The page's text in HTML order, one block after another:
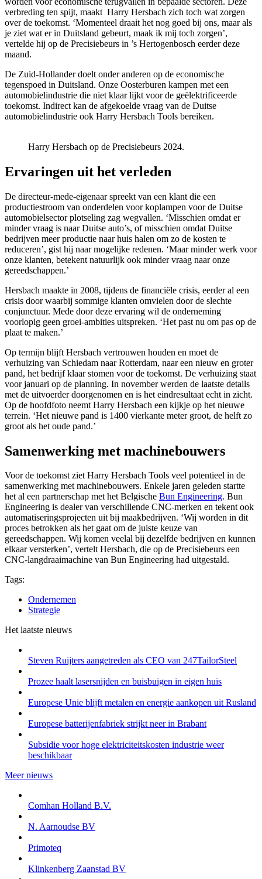
verbreding ten spijt, maakt Harry Hersbach zich toch wat zorgen
over de toekomst. ‘Momenteel draait het nog goed bij ons, maar als
je ziet wat er in Duitsland gebeurt, maak ik mij toch zorgen’,
vertelde hij op de Precisiebeurs in ’s Hertogenbosch eerder deze
maand.
De Zuid-Hollander doelt onder anderen op de economische
tegenspoed in Duitsland. Onze Oosterburen kampen met een
automobielindustrie die niet klaar lijkt voor de geëlektrificeerde
toekomst. Indirect kan de afgekoelde vraag van de Duitse
automobielindustrie ook Harry Hersbach Tools bereiken.
Harry Hersbach op de Precisiebeurs 2024.
Ervaringen uit het verleden
De directeur-mede-eigenaar spreekt van een klant die een
productiestroom van onderdelen voor koplampen voor de Duitse
automobielsector plotseling zag wegvallen. ‘Misschien omdat er
minder vraag is naar Duitse auto’s, of misschien omdat Duitse
bedrijven meer productie naar huis halen om zo de kosten te
reduceren’, gist hij naar mogelijke redenen. ‘Maar minder werk voor
onze klanten, betekent natuurlijk ook minder vraag naar onze
gereedschappen.’
Hersbach maakte in 2008, tijdens de financiële crisis, eerder al een
crisis door waarbij sommige klanten omvielen door de slechte
conjunctuur. Mede door deze ervaring wil de onderneming
voorlopig geen groei-ambities uitspreken. ‘Het past nu om pas op de
plaat te maken.’
Op termijn blijft Hersbach vertrouwen houden en moet de
verhuizing van Schiedam naar Rotterdam, naar een nieuw en groter
pand, het bedrijf klaar stomen voor de toekomst. De verhuizing staat
voor januari op de planning. In november werden de laatste details
met de uitvoerder doorgenomen en is het eindresultaat echt in zicht.
Op de hoofdfoto neemt Harry Hersbach een kijkje op het nieuwe
terrein. ‘Het nieuwe pand is 1400 vierkante meter groot, de helft zo
groot als het oude pand.’
Samenwerking met machinebouwers
Voor de toekomst ziet Harry Hersbach Tools veel potentieel in de
samenwerking met machinebouwers. Enkele jaren geleden startte
het al een partnerschap met het Belgische Bun Engineering. Bun
Engineering is dealer van verschillende CNC-merken en tekent ook
automatiseringsprojecten uit bij maakbedrijven. ‘Wij worden in dit
proces betrokken als het gaat om de juiste keuze van
gereedschappen. Wij komen veelal bij dezelfde bedrijven en kunnen
elkaar versterken’, vertelt Hersbach, die op de Precisiebeurs een
CNC-langdraaimachine van Bun Engineering had uitgestald.
Tags:
Ondernemen
Strategie
Het laatste nieuws
Steven Ruijters aangetreden als CEO van 247TailorSteel
Prozee haalt lasersnijden en buisbuigen in eigen huis
Europese Unie blijft metalen en energie aankopen uit Rusland
Europese batterijenfabriek strijkt neer in Brabant
Subsidie voor hoge elektriciteitskosten industrie weer
beschikbaar
Meer nieuws
Comhan Holland B.V.
N. Aarnoudse BV
Primoteq
Klinkenberg Zaanstad BV